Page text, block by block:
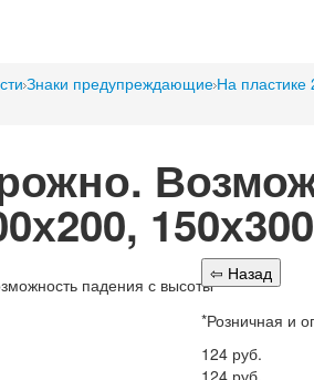
Знаки предупреждающие На пластике
150х300
*Розничная и
124 руб.
124 руб.